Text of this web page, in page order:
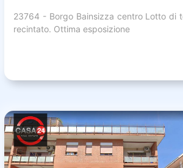
23764 - Borgo Bainsizza centro Lotto di
recintato. Ottima esposizione